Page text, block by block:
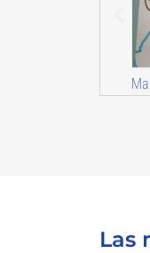
Las